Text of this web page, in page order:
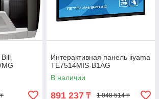
Интерактивная панель iiyama
TE7514MIS-B1AG
В наличии
891 237 ₸ 1 048 514 ₸